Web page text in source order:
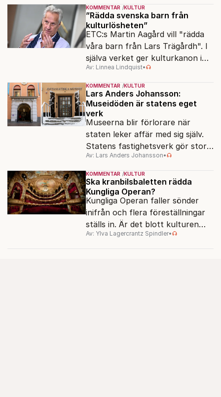
KOMMENTAR KULTUR
”Rädda svenska barn från
kulturlösheten”
ETC:s Martin Aagård vill "rädda
våra barn från Lars Trägårdh". I
själva verket ger kulturkanon i
skolan alla samma tillgång till den
svenska kulturen.
Av: Linnea Lindquist•
KOMMENTAR KULTUR
Lars Anders Johansson:
Museidöden är statens eget
verk
Museerna blir förlorare när
staten leker affär med sig själv.
Statens fastighetsverk gör stora
överskott – samtidigt som
museer hotas av nedläggning.
Av: Lars Anders Johansson•
KOMMENTAR KULTUR
Ska kranbilsbaletten rädda
Kungliga Operan?
Kungliga Operan faller sönder
inifrån och flera föreställningar
ställs in. Är det blott kulturen
som kan rädda konsten när
Av: Ylva Lagercrantz Spindler•